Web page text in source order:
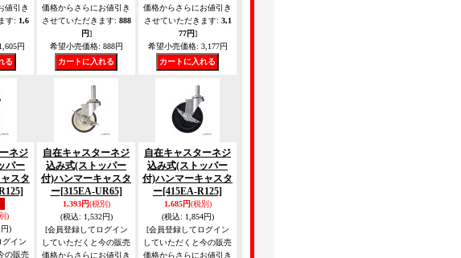
値引き
す: 1,6
1,605円
価格からさらにお値引き
させていただきます: 888
円]
希望小売価格: 888円
価格からさらにお値引き
させていただきます: 3,1
77円]
希望小売価格: 3,177円
ネジ
パー
スタ
)
円)
グイン
の販売
自在キャスターネジ
込み式(ストッパー
付)ハンマーキャスタ
ー[315EA-UR65]
1,393円(税別)
(税込: 1,532円)
[会員登録してログイン
していただくと今の販売
価格からさらにお値引き
自在キャスターネジ
込み式(ストッパー
付)ハンマーキャスタ
ー[415EA-R125]
1,685円(税別)
(税込: 1,854円)
[会員登録してログイン
していただくと今の販売
価格からさらにお値引き